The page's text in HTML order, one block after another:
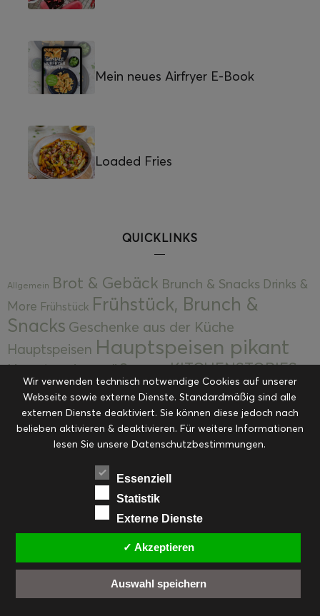
Mein neues Airfryer E-Book
Loaded Fries
QUICKLINKS
Allgemein Brot & Gebäck Brunch & Snacks Drinks &
More Frühstück Frühstück, Brunch &
Snacks Geschenke aus der Küche
Hauptspeisen Hauptspeisen pikant
Hauptspeisen süßKekseKITCHENSTORIES
Kuchen, Torten & Desserts Kuchen und
Desserts Kulinarik Kulinarische Mitbringsel &
Eingemachtes Ohne Kategorie Ostern Resteküche
RezepteSaisonalSliderStartseite
Suppen, Salate & Vorspeisen
Vorspeisen, Salate & Suppen
Weihnachten Workshops & Events
FACEBOOK PINTEREST
EMAIL
Wir verwenden technisch notwendige Cookies auf unserer
Webseite sowie externe Dienste. Standardmäßig sind alle
externen Dienste deaktiviert. Sie können diese jedoch nach
belieben aktivieren & deaktivieren. Für weitere Informationen
lesen Sie unsere Datenschutzbestimmungen.
Essenziell
Statistik
Externe Dienste
✓ Akzeptieren
Auswahl speichern